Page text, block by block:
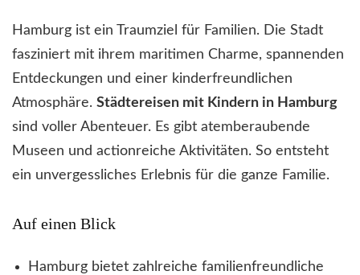
Hamburg ist ein Traumziel für Familien. Die Stadt
fasziniert mit ihrem maritimen Charme, spannenden
Entdeckungen und einer kinderfreundlichen
Atmosphäre. Städtereisen mit Kindern in Hamburg
sind voller Abenteuer. Es gibt atemberaubende
Museen und actionreiche Aktivitäten. So entsteht
ein unvergessliches Erlebnis für die ganze Familie.
Auf einen Blick
Hamburg bietet zahlreiche familienfreundliche